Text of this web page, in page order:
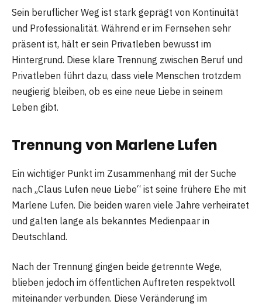
Sein beruflicher Weg ist stark geprägt von Kontinuität
und Professionalität. Während er im Fernsehen sehr
präsent ist, hält er sein Privatleben bewusst im
Hintergrund. Diese klare Trennung zwischen Beruf und
Privatleben führt dazu, dass viele Menschen trotzdem
neugierig bleiben, ob es eine neue Liebe in seinem
Leben gibt.
Trennung von Marlene Lufen
Ein wichtiger Punkt im Zusammenhang mit der Suche
nach „Claus Lufen neue Liebe“ ist seine frühere Ehe mit
Marlene Lufen. Die beiden waren viele Jahre verheiratet
und galten lange als bekanntes Medienpaar in
Deutschland.
Nach der Trennung gingen beide getrennte Wege,
blieben jedoch im öffentlichen Auftreten respektvoll
miteinander verbunden. Diese Veränderung im